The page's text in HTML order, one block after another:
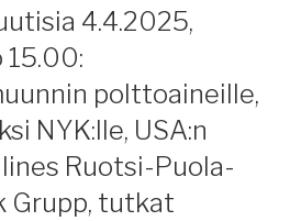
4.4.2025,
polttoaineille,
NYK:lle, USA:n
Ruotsi-Puola-
Grupp, tutkat